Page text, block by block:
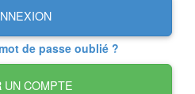
de passe oublié ?
UN COMPTE